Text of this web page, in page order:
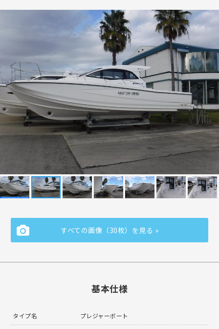
すべての画像（30枚）を見る »
基本仕様
タイプ名 プレジャーボート